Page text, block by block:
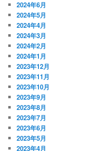
2024年6月
2024年5月
2024年4月
2024年3月
2024年2月
2024年1月
2023年12月
2023年11月
2023年10月
2023年9月
2023年8月
2023年7月
2023年6月
2023年5月
2023年4月